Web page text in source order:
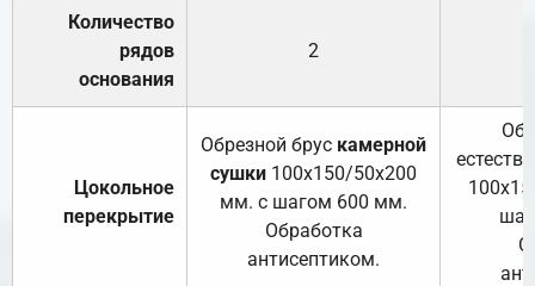
Количество
рядов
основания
2
Цокольное
перекрытие
Обрезной брус камерной
сушки 100х150/50х200
мм. с шагом 600 мм.
Обработка
антисептиком.